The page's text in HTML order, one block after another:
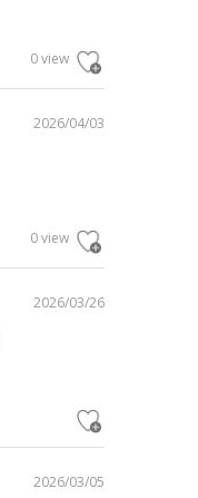
0 view
2026/04/03
0 view
2026/03/26
2026/03/05